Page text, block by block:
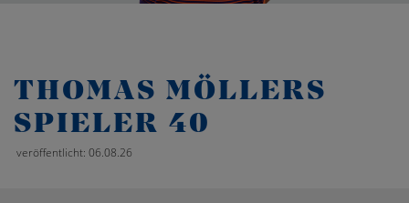
THOMAS MÖLLERS
SPIELER 40
veröffentlicht: 06.08.26